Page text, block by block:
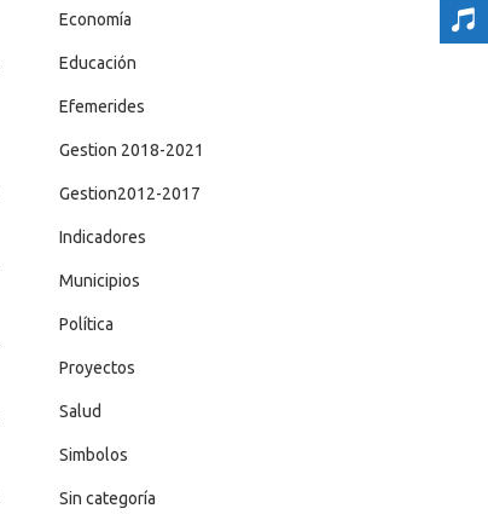
Economía
Educación
Efemerides
Gestion 2018-2021
Gestion2012-2017
Indicadores
Municipios
Política
Proyectos
Salud
Simbolos
Sin categoría